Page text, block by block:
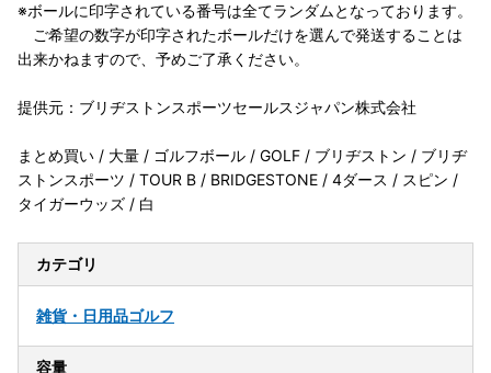
※ボールに印字されている番号は全てランダムとなっております。
ご希望の数字が印字されたボールだけを選んで発送することは
出来かねますので、予めご了承ください。
提供元：ブリヂストンスポーツセールスジャパン株式会社
まとめ買い / 大量 / ゴルフボール / GOLF / ブリヂストン / ブリヂ
ストンスポーツ / TOUR B / BRIDGESTONE / 4ダース / スピン /
タイガーウッズ / 白
カテゴリ
雑貨・日用品ゴルフ
容量